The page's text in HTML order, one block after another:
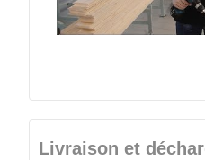
Livraison et